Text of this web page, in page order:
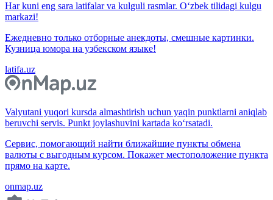
Har kuni eng sara latifalar va kulguli rasmlar. O‘zbek tilidagi kulgu
markazi!
Ежедневно только отборные анекдоты, смешные картинки.
Кузница юмора на узбекском языке!
latifa.uz
Valyutani yuqori kursda almashtirish uchun yaqin punktlarni aniqlab
beruvchi servis. Punkt joylashuvini kartada ko‘rsatadi.
Сервис, помогающий найти ближайшие пункты обмена
валюты с выгодным курсом. Покажет местоположение пункта
прямо на карте.
onmap.uz